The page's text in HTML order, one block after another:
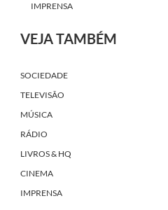
IMPRENSA
VEJA TAMBÉM
SOCIEDADE
TELEVISÃO
MÚSICA
RÁDIO
LIVROS & HQ
CINEMA
IMPRENSA